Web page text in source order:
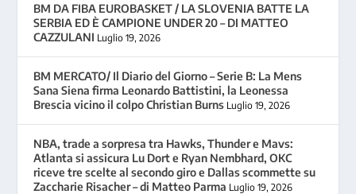
BM DA FIBA EUROBASKET / LA SLOVENIA BATTE LA
SERBIA ED È CAMPIONE UNDER 20 – DI MATTEO
CAZZULANI Luglio 19, 2026
BM MERCATO/ Il Diario del Giorno – Serie B: La Mens
Sana Siena firma Leonardo Battistini, la Leonessa
Brescia vicino il colpo Christian Burns Luglio 19, 2026
NBA, trade a sorpresa tra Hawks, Thunder e Mavs:
Atlanta si assicura Lu Dort e Ryan Nembhard, OKC
riceve tre scelte al secondo giro e Dallas scommette su
Zaccharie Risacher – di Matteo Parma Luglio 19, 2026